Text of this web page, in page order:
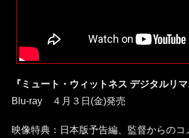
『ミュート・ウィットネス デジタルリマ
Blu-ray ４月３日(金)発売
映像特典：日本版予告編、監督からのコ